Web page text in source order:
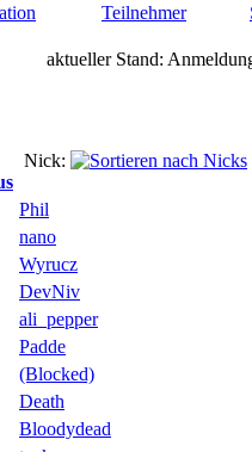
Teilnehmer
aktueller Stand:
Nick:
Phil
nano
Wyrucz
DevNiv
ali_pepper
Padde
(Blocked)
Death
Bloodydead